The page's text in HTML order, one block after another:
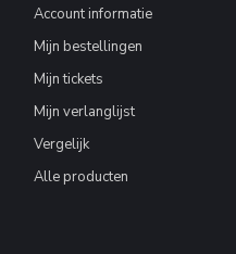
Account informatie
Mijn bestellingen
Mijn tickets
Mijn verlanglijst
Vergelijk
Alle producten